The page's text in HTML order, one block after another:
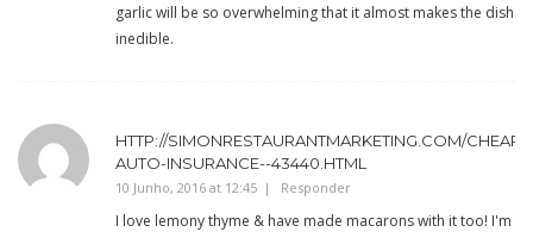
garlic will be so overwhelming that it almost makes the dish
inedible.
HTTP://SIMONRESTAURANTMARKETING.COM/CHEAP-
AUTO-INSURANCE--43440.HTML
10 Junho, 2016 at 12:45 Responder
I love lemony thyme & have made macarons with it too! I'm